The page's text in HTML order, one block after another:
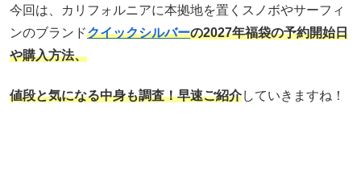
今回は、カリフォルニアに本拠地を置くスノボやサーフィ
ンのブランドクイックシルバーの2027年福袋の予約開始日
や購入方法、
値段と気になる中身も調査！早速ご紹介していきますね！